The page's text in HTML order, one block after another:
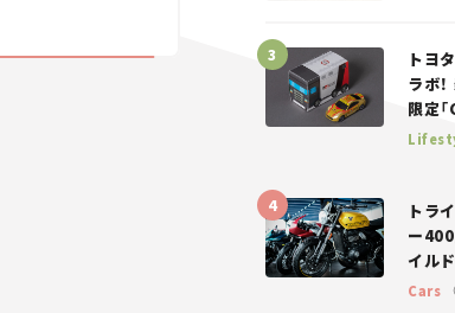
トヨ
ラボ
限定
登場
トラ
ー400
イル
味を
Cars